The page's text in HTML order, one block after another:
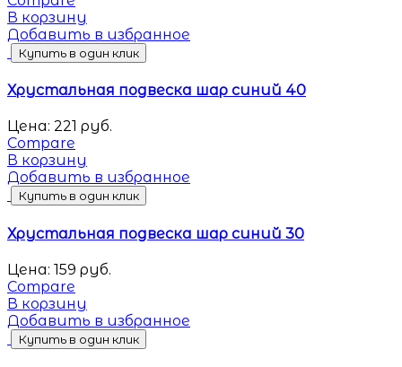
В корзину
Добавить в избранное
Купить в один клик
Хрустальная подвеска шар синий 40
Цена: 221 руб.
Compare
В корзину
Добавить в избранное
Купить в один клик
Хрустальная подвеска шар синий 30
Цена: 159 руб.
Compare
В корзину
Добавить в избранное
Купить в один клик